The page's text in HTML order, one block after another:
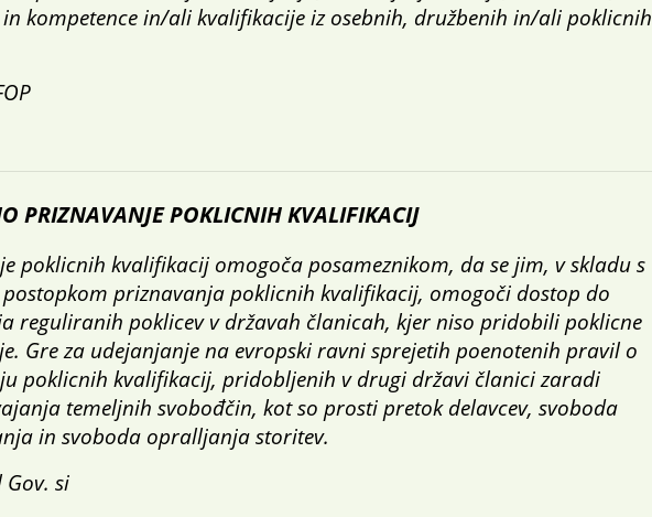
kompetence in/ali kvalifikacije iz osebnih, družbenih in/ali poklicnih
PRIZNAVANJE POKLICNIH KVALIFIKACIJ
poklicnih kvalifikacij omogoča posameznikom, da se jim, v skladu s
priznavanja poklicnih kvalifikacij, omogoči dostop do
reguliranih poklicev v državah članicah, kjer niso pridobili poklicne
Gre za udejanjanje na evropski ravni sprejetih poenotenih pravil o
poklicnih kvalifikacij, pridobljenih v drugi državi članici zaradi
temeljnih svobođčin, kot so prosti pretok delavcev, svoboda
in svoboda opralljanja storitev.
si